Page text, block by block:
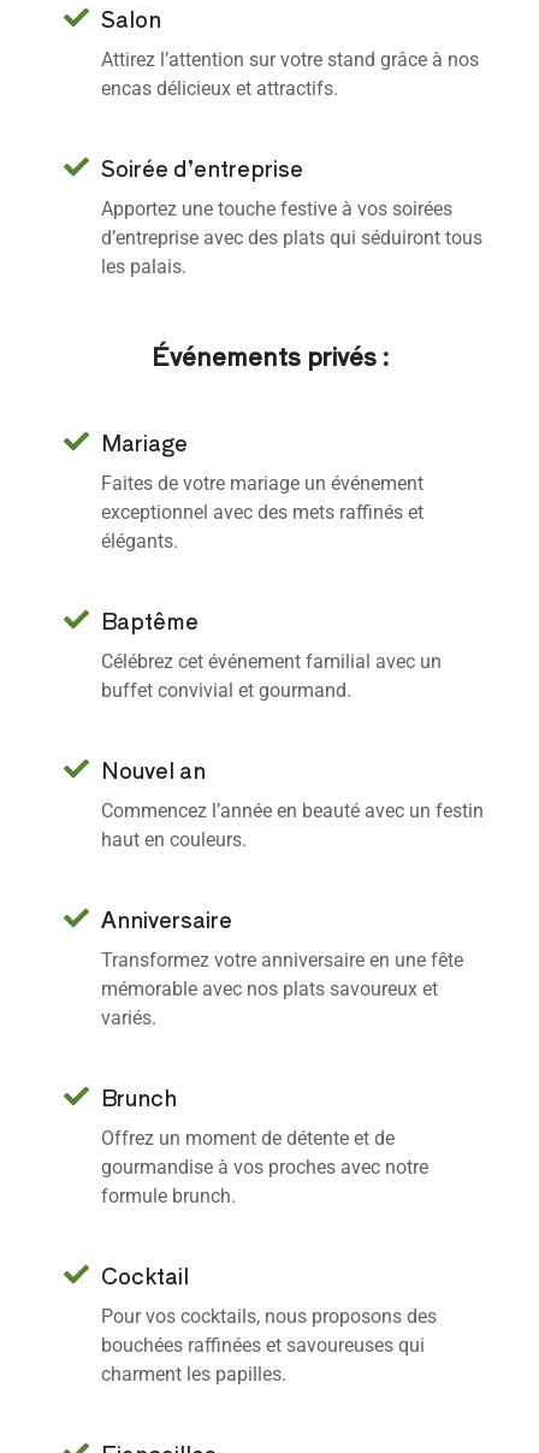
Salon
Attirez l’attention sur votre stand grâce à nos
encas délicieux et attractifs.
Soirée d’entreprise
Apportez une touche festive à vos soirées
d’entreprise avec des plats qui séduiront tous
les palais.
Événements privés :
Mariage
Faites de votre mariage un événement
exceptionnel avec des mets raffinés et
élégants.
Baptême
Célébrez cet événement familial avec un
buffet convivial et gourmand.
Nouvel an
Commencez l’année en beauté avec un festin
haut en couleurs.
Anniversaire
Transformez votre anniversaire en une fête
mémorable avec nos plats savoureux et
variés.
Brunch
Offrez un moment de détente et de
gourmandise à vos proches avec notre
formule brunch.
Cocktail
Pour vos cocktails, nous proposons des
bouchées raffinées et savoureuses qui
charment les papilles.